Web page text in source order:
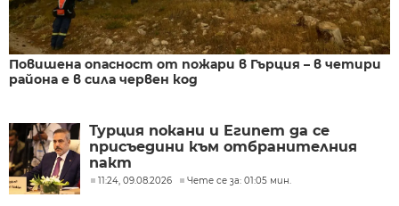
Повишена опасност от пожари в Гърция – в четири
района е в сила червен код
Турция покани и Египет да се
присъедини към отбранителния
пакт
11:24, 09.08.2026 Чете се за: 01:05 мин.